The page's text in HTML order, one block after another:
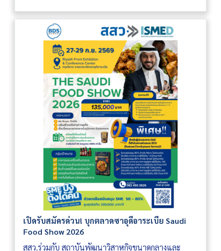
เปิดรับสมัครด่วน! บุกตลาดซาอุดีอาระเบีย Saudi
Food Show 2026
สสว.ร่วมกับ สถาบันพัฒนาวิสาหกิจขนาดกลางและ